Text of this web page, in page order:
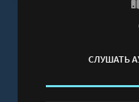
Воробьиное
онлайн бесплатно
СЛУШАТЬ